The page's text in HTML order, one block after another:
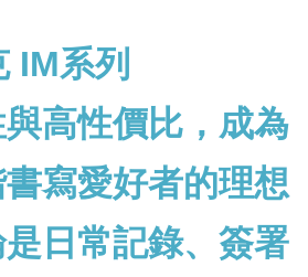
IM系列
高性價比，成為
寫愛好者的理想
日常記錄、簽署